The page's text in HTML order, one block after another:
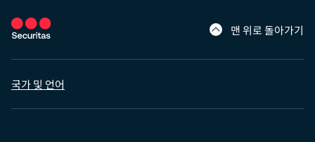
맨 위로 돌아가기
국가 및 언어